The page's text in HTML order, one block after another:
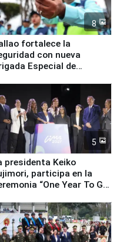
8
fortalece la
con nueva
Especial de
para
5
presidenta Keiko
participa en la
“One Year To Go